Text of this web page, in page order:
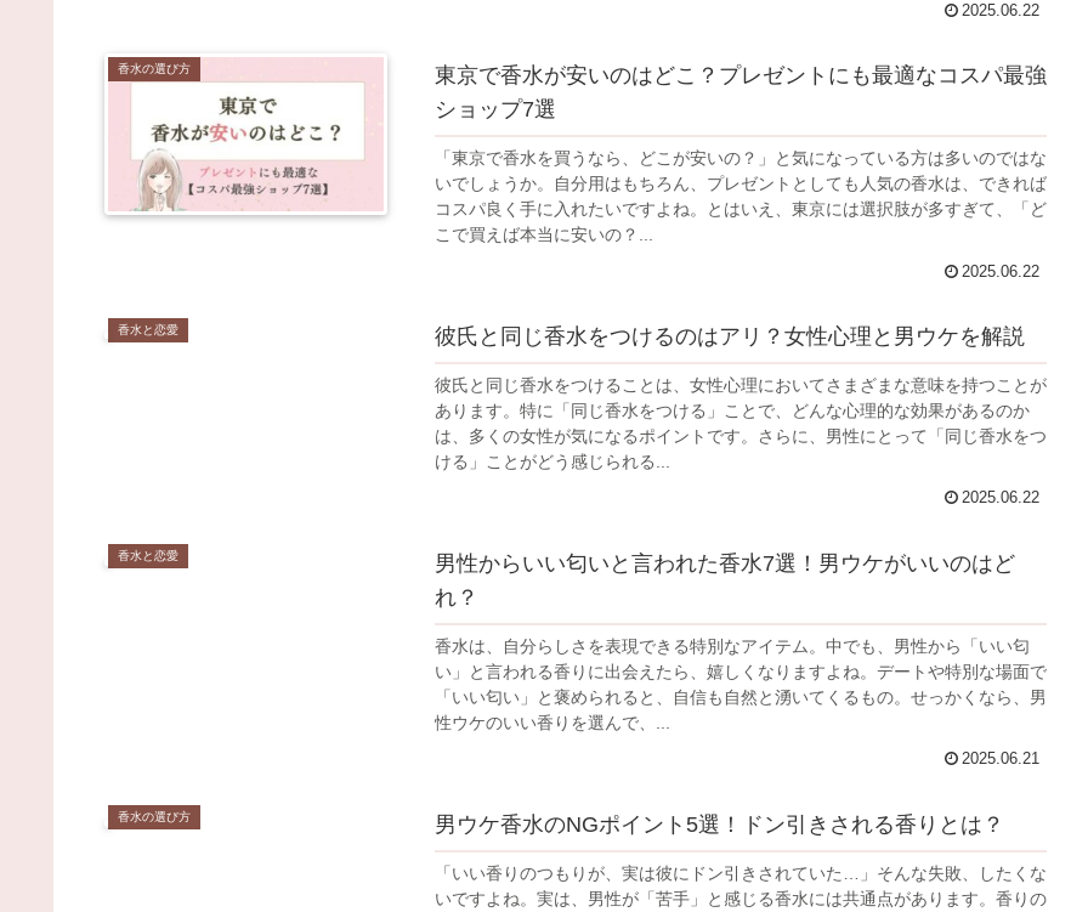
2025.06.22
香水の選び方
東京で香水が安いのはどこ？プレゼントにも最適なコスパ最強
ショップ7選
「東京で香水を買うなら、どこが安いの？」と気になっている方は多いのではな
いでしょうか。自分用はもちろん、プレゼントとしても人気の香水は、できれば
コスパ良く手に入れたいですよね。とはいえ、東京には選択肢が多すぎて、「ど
こで買えば本当に安いの？...
2025.06.22
香水と恋愛 彼氏と同じ香水をつけるのはアリ？女性心理と男ウケを解説
彼氏と同じ香水をつけることは、女性心理においてさまざまな意味を持つことが
あります。特に「同じ香水をつける」ことで、どんな心理的な効果があるのか
は、多くの女性が気になるポイントです。さらに、男性にとって「同じ香水をつ
ける」ことがどう感じられる...
2025.06.22
香水と恋愛
男性からいい匂いと言われた香水7選！男ウケがいいのはど
れ？
香水は、自分らしさを表現できる特別なアイテム。中でも、男性から「いい匂
い」と言われる香りに出会えたら、嬉しくなりますよね。デートや特別な場面で
「いい匂い」と褒められると、自信も自然と湧いてくるもの。せっかくなら、男
性ウケのいい香りを選んで、...
2025.06.21
香水の選び方 男ウケ香水のNGポイント5選！ドン引きされる香りとは？
「いい香りのつもりが、実は彼にドン引きされていた…」そんな失敗、したくな
いですよね。実は、男性が「苦手」と感じる香水には共通点があります。香りの